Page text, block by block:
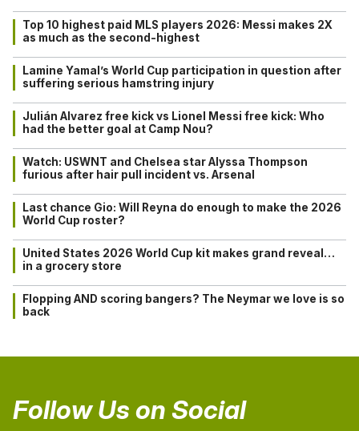
Top 10 highest paid MLS players 2026: Messi makes 2X
as much as the second-highest
Lamine Yamal’s World Cup participation in question after
suffering serious hamstring injury
Julián Alvarez free kick vs Lionel Messi free kick: Who
had the better goal at Camp Nou?
Watch: USWNT and Chelsea star Alyssa Thompson
furious after hair pull incident vs. Arsenal
Last chance Gio: Will Reyna do enough to make the 2026
World Cup roster?
United States 2026 World Cup kit makes grand reveal…
in a grocery store
Flopping AND scoring bangers? The Neymar we love is so
back
Follow Us on Social